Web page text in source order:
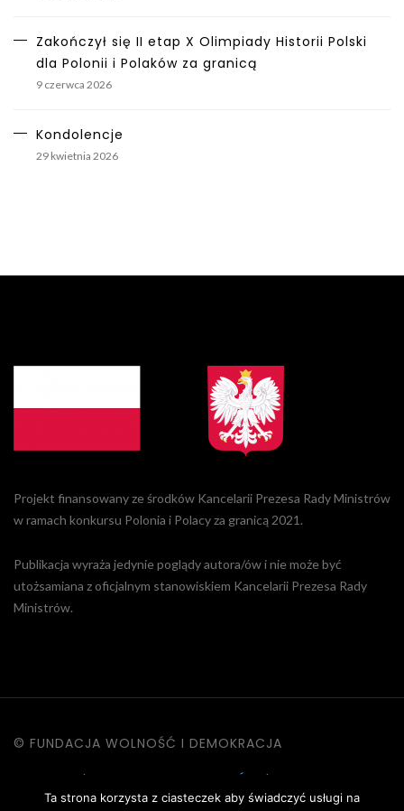
Zakończył się II etap X Olimpiady Historii Polski
dla Polonii i Polaków za granicą
9 czerwca 2026
Kondolencje
29 kwietnia 2026
Projekt finansowany ze środków Kancelarii Prezesa Rady Ministrów
w ramach konkursu Polonia i Polacy za granicą 2021.
Publikacja wyraża jedynie poglądy autora/ów i nie może być
utożsamiana z oficjalnym stanowiskiem Kancelarii Prezesa Rady
Ministrów.
© FUNDACJA WOLNOŚĆ I DEMOKRACJA
| POLITYKA PRYWATNOŚCI |
Ta strona korzysta z ciasteczek aby świadczyć usługi na